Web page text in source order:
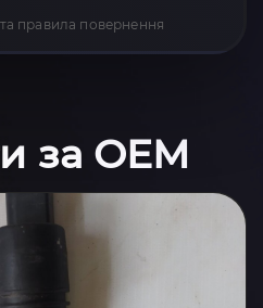
правила повернення
за OEM